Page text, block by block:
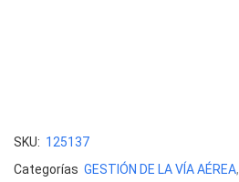
SKU: 125137
Categorías GESTIÓN DE LA VÍA AÉREA,